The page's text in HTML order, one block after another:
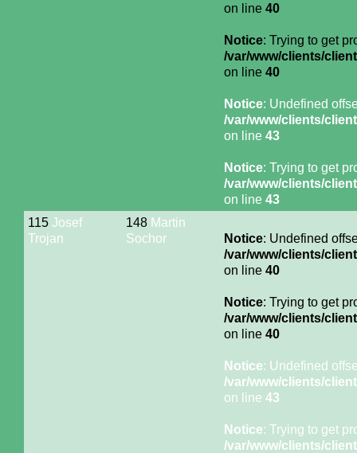
on line 40
Notice: Trying to get
/var/www/clients/
on line 40
Notice: Undefined
/var/www/clients/
on line 43
Notice: Trying to get
/var/www/clients/
on line 43
115 Josef
Trojan
148 Martin
Sochor
Notice: Undefined
/var/www/clients/
on line 40
Notice: Trying to get
/var/www/clients/
on line 40
Notice: Undefined
/var/www/clients/
on line 43
Notice: Trying to get
/var/www/clients/